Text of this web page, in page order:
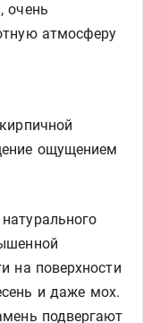
очень
атмосферу
ощущением
на поверхности
и даже мох.
подвергают